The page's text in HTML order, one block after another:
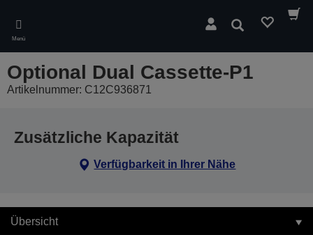
main
content
Menü
Suchen
Optional Dual Cassette-P1
Artikelnummer: C12C936871
Zusätzliche Kapazität
Verfügbarkeit in Ihrer Nähe
Übersicht